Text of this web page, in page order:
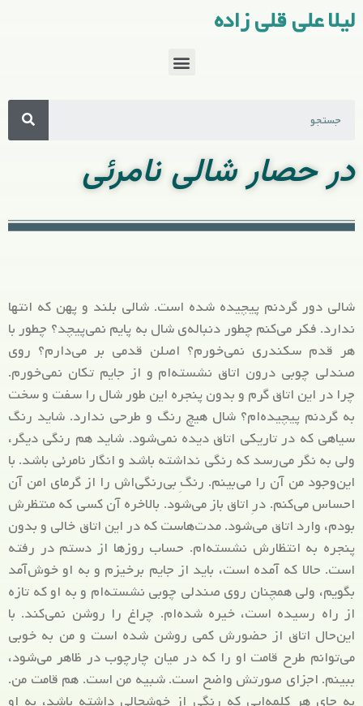
لیلا علی قلی زاده
در حصار شالی نامرئی
شالی دور گردنم پیچیده شده است. شالی بلند و پهن که انتها
ندارد. فکر می‌کنم چطور دنباله‌ی شال به پایم نمی‌پیچد؟ چطور با
هر قدم سکندری نمی‌خورم؟ اصلن قدمی بر می‌دارم؟ روی
صندلی چوبی درون اتاق نشسته‌ام و از جایم تکان نمی‌خورم.
چرا در این اتاق گرم و بدون پنجره این طور شال را سفت و سخت
به گردنم پیچیده‌ام؟ شال هیچ رنگ و طرحی ندارد. شاید رنگ
سیاهی که در تاریکی اتاق دیده نمی‌شود. شاید هم رنگی دیگر،
ولی به نگر می‌رسد که رنگی نداشته باشد و انگار نامرئی باشد. با
این‌وجود من آن را می‌بینم. رنگِ بی‌رنگی‌اش را از گرمای امن آن
احساس می‌کنم. درِ اتاق باز می‌شود. بالاخره آن کسی که منتظرش
بودم، وارد اتاق می‌شود. مدت‌هاست که در این اتاق خالی و بدون
پنجره به انتظارش نشسته‌ام. حساب روزها از دستم در رفته
است. حالا که آمده است، باید از جایم برخیزم و به او خوش‌آمد
بگویم، ولی همچنان روی صندلی چوبی نشسته‌ام و به او که تازه
از راه رسیده است، خیره شده‌ام. چراغ را روشن نمی‌کند. با
این‌حال اتاق از حضورش کمی روشن شده است و من به خوبی
می‌توانم طرح قامت او را که در میان چارچوب در ظاهر می‌شود،
ببینم. اجزای صورتش واضح است. شبیه من است. هم قامت من.